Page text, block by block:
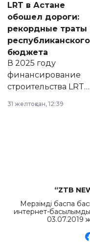
документ
появился в базе
нормативных
правовых актов и
на сайте маслихат
города.
LRT в Астане
обошел дороги:
рекордные траты
республиканского
бюджета
В 2025 году
финансирование
строительства LRT
республиканского
31 желтоқсан, 12:39
“ZTB
Мерзімді баспа
интернет-басылымды
03.07.2019